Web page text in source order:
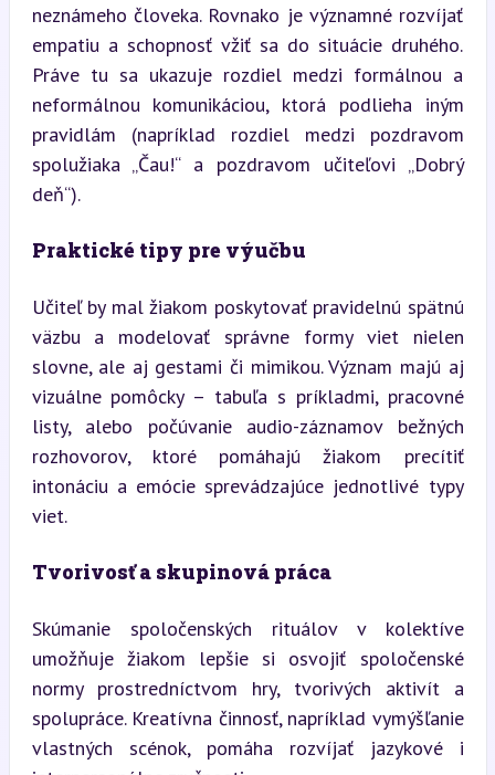
neznámeho človeka. Rovnako je významné rozvíjať
empatiu a schopnosť vžiť sa do situácie druhého.
Práve tu sa ukazuje rozdiel medzi formálnou a
neformálnou komunikáciou, ktorá podlieha iným
pravidlám (napríklad rozdiel medzi pozdravom
spolužiaka „Čau!“ a pozdravom učiteľovi „Dobrý
deň“).
Praktické tipy pre výučbu
Učiteľ by mal žiakom poskytovať pravidelnú spätnú
väzbu a modelovať správne formy viet nielen
slovne, ale aj gestami či mimikou. Význam majú aj
vizuálne pomôcky – tabuľa s príkladmi, pracovné
listy, alebo počúvanie audio-záznamov bežných
rozhovorov, ktoré pomáhajú žiakom precítiť
intonáciu a emócie sprevádzajúce jednotlivé typy
viet.
Tvorivosť a skupinová práca
Skúmanie spoločenských rituálov v kolektíve
umožňuje žiakom lepšie si osvojiť spoločenské
normy prostredníctvom hry, tvorivých aktivít a
spolupráce. Kreatívna činnosť, napríklad vymýšľanie
vlastných scénok, pomáha rozvíjať jazykové i